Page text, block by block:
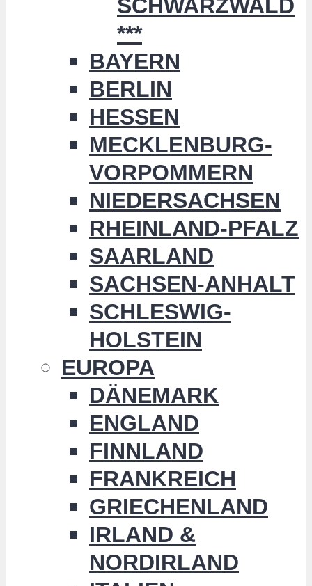
SCHWARZWALD
***
BAYERN
BERLIN
HESSEN
MECKLENBURG-
VORPOMMERN
NIEDERSACHSEN
RHEINLAND-PFALZ
SAARLAND
SACHSEN-ANHALT
SCHLESWIG-
HOLSTEIN
EUROPA
DÄNEMARK
ENGLAND
FINNLAND
FRANKREICH
GRIECHENLAND
IRLAND &
NORDIRLAND